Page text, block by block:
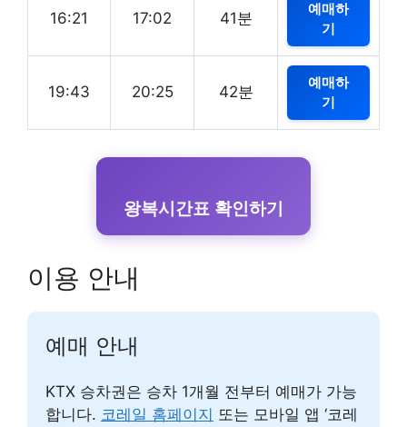
16:21 17:02 41분
예매하
기
19:43 20:25 42분
예매하
기
왕복시간표 확인하기
이용 안내
예매 안내
KTX 승차권은 승차 1개월 전부터 예매가 가능
합니다. 코레일 홈페이지 또는 모바일 앱 ‘코레